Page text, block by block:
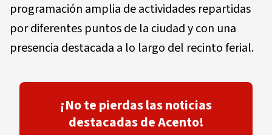
programación amplia de actividades repartidas
por diferentes puntos de la ciudad y con una
presencia destacada a lo largo del recinto ferial.
¡No te pierdas las noticias
destacadas de Acento!